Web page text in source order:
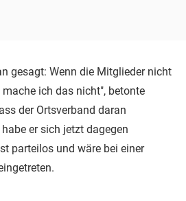
gesagt: Wenn die Mitglieder nicht
ich das nicht", betonte
der Ortsverband daran
er sich jetzt dagegen
parteilos und wäre bei einer